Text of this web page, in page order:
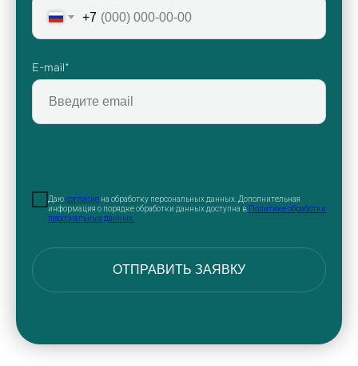
+7
E-mail*
Даюсогласие на обработку персональных данных. Дополнительная
информация о порядке обработки данных доступна в Политике обработки
персональных данных.
ОТПРАВИТЬ ЗАЯВКУ